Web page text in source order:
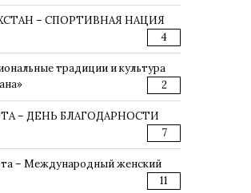
– СПОРТИВНАЯ НАЦИЯ
4
традиции и культура
2
– ДЕНЬ БЛАГОДАРНОСТИ
7
– Международный женский
11